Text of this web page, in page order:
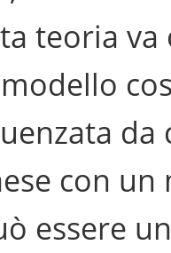
teoria
da
con
essere